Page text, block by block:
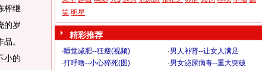
枰继
的岁
。
小的
笑 明星
精彩推荐
·睡觉减肥--狂瘦(视频) ·男人补肾--让女人满足
·打呼噜--小心猝死(图) ·男女泌尿病毒--重大突破